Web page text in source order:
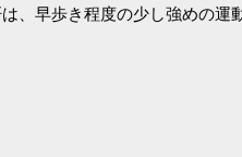
早歩き程度の少し強めの運
ても効果があるという。 正
肪肝、毎日３０分の早歩き